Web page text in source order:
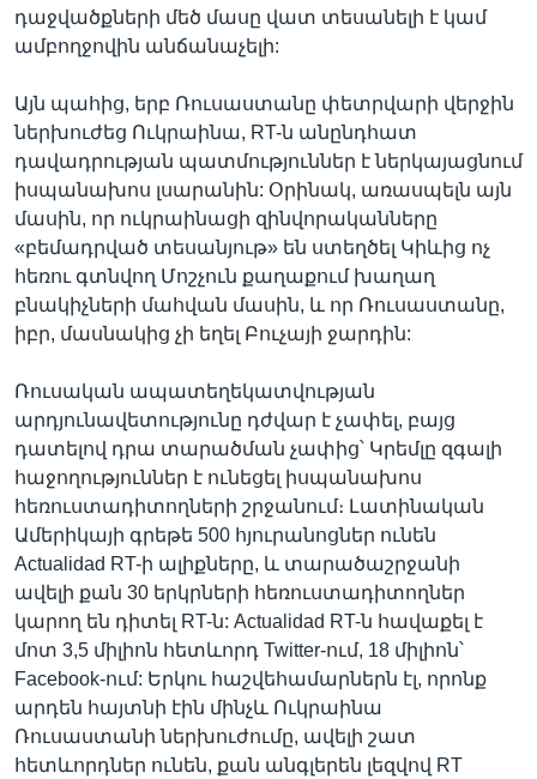
դաջվածքների մեծ մասը վատ տեսանելի է կամ
ամբողջովին անճանաչելի:
Այն պահից, երբ Ռուսաստանը փետրվարի վերջին
ներխուժեց Ուկրաինա, RT-ն անընդհատ
դավադրության պատմություններ է ներկայացնում
իսպանախոս լսարանին: Օրինակ, առասպելն այն
մասին, որ ուկրաինացի զինվորականները
«բեմադրված տեսանյութ» են ստեղծել Կիևից ոչ
հեռու գտնվող Մոշչուն քաղաքում խաղաղ
բնակիչների մահվան մասին, և որ Ռուսաստանը,
իբր, մասնակից չի եղել Բուչայի ջարդին:
Ռուսական ապատեղեկատվության
արդյունավետությունը դժվար է չափել, բայց
դատելով դրա տարածման չափից՝ Կրեմլը զգալի
հաջողություններ է ունեցել իսպանախոս
հեռուստադիտողների շրջանում։ Լատինական
Ամերիկայի գրեթե 500 հյուրանոցներ ունեն
Actualidad RT-ի ալիքները, և տարածաշրջանի
ավելի քան 30 երկրների հեռուստադիտողներ
կարող են դիտել RT-ն: Actualidad RT-ն հավաքել է
մոտ 3,5 միլիոն հետևորդ Twitter-ում, 18 միլիոն՝
Facebook-ում: Երկու հաշվեհամարներն էլ, որոնք
արդեն հայտնի էին մինչև Ուկրաինա
Ռուսաստանի ներխուժումը, ավելի շատ
հետևորդներ ունեն, քան անգլերեն լեզվով RT